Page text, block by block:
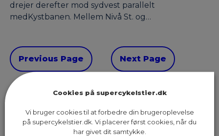
drejer derefter mod sydvest parallelt
medKystbanen. Mellem Nivå St. og…
Previous Page Next Page
Sekretariatet for Supercykelstier
Cookies på supercykelstier.dk
Vi bruger cookies til at forbedre din brugeroplevelse
på supercykelstier.dk. Vi placerer først cookies, når du
har givet dit samtykke.